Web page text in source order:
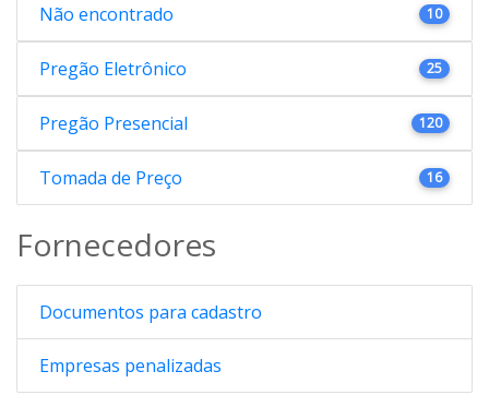
Não encontrado 10
Pregão Eletrônico 25
Pregão Presencial 120
Tomada de Preço 16
Fornecedores
Documentos para cadastro
Empresas penalizadas